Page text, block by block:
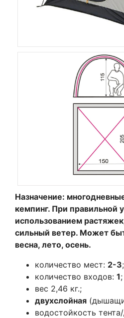
Назначение:
кемпинг. При правильной
использованием
сильный ветер. Может
весна, лето, осень.
количество мест: 2-3;
количество входов: 1;
вес 2,46 кг.;
двухслойная
водостойкость